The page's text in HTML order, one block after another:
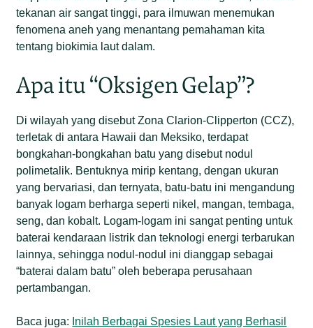
tekanan air sangat tinggi, para ilmuwan menemukan
fenomena aneh yang menantang pemahaman kita
tentang biokimia laut dalam.
Apa itu “Oksigen Gelap”?
Di wilayah yang disebut Zona Clarion-Clipperton (CCZ),
terletak di antara Hawaii dan Meksiko, terdapat
bongkahan-bongkahan batu yang disebut nodul
polimetalik. Bentuknya mirip kentang, dengan ukuran
yang bervariasi, dan ternyata, batu-batu ini mengandung
banyak logam berharga seperti nikel, mangan, tembaga,
seng, dan kobalt. Logam-logam ini sangat penting untuk
baterai kendaraan listrik dan teknologi energi terbarukan
lainnya, sehingga nodul-nodul ini dianggap sebagai
“baterai dalam batu” oleh beberapa perusahaan
pertambangan.
Baca juga: Inilah Berbagai Spesies Laut yang Berhasil